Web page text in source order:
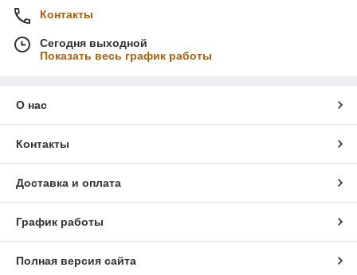
Контакты
Сегодня выходной
Показать весь график работы
О нас
Контакты
Доставка и оплата
График работы
Полная версия сайта